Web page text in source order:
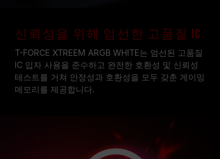
신뢰성을 위해 엄선한 고품질 IC
T-FORCE XTREEM ARGB WHITE는 엄선된 고품질
IC 입자 사용을 준수하고 완전한 호환성 및 신뢰성
테스트를 거쳐 안정성과 호환성을 모두 갖춘 게이밍
메모리를 제공합니다.